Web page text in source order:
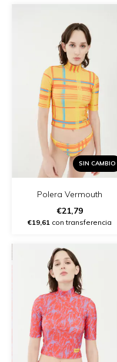
SIN CAMBIO
Polera Vermouth
€21,79
€19,61 con transferencia